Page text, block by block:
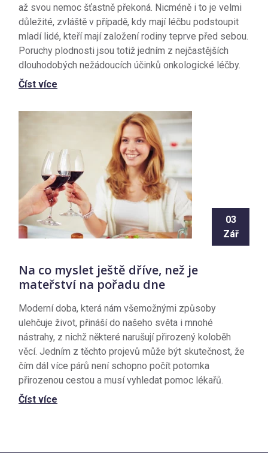
až svou nemoc šťastně překoná. Nicméně i to je velmi
důležité, zvláště v případě, kdy mají léčbu podstoupit
mladí lidé, kteří mají založení rodiny teprve před sebou.
Poruchy plodnosti jsou totiž jedním z nejčastějších
dlouhodobých nežádoucích účinků onkologické léčby.
Číst více
03
Zář
Na co myslet ještě dříve, než je
mateřství na pořadu dne
Moderní doba, která nám všemožnými způsoby
ulehčuje život, přináší do našeho světa i mnohé
nástrahy, z nichž některé narušují přirozený koloběh
věcí. Jedním z těchto projevů může být skutečnost, že
čím dál více párů není schopno počít potomka
přirozenou cestou a musí vyhledat pomoc lékařů.
Číst více